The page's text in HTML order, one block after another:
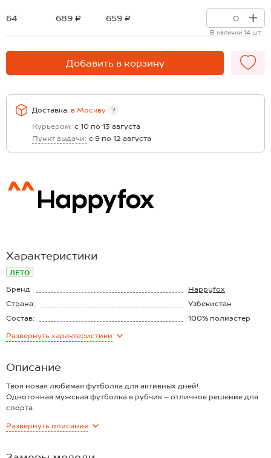
64 689 ₽ 659 ₽
В наличии 14 шт.
Добавить в корзину
Доставка: в Москву
?
Курьером: с 10 по 13 августа
Пункт выдачи: с 9 по 12 августа
Характеристики
ЛЕТО
Бренд
Happyfox
Страна:
Узбекистан
Состав:
100% полиэстер
Материал:
Развернуть характеристики
Описание
Твоя новая любимая футболка для активных дней!
Однотонная мужская футболка в рубчик – отличное решение для
спорта.
воздух и отводит лишнюю влагу, позволяя сосредоточиться только
Развернуть описание